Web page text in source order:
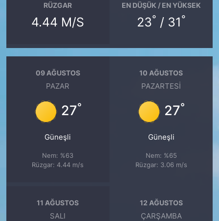
RÜZGAR
4.44 M/S
EN DÜŞÜK / EN YÜKSEK
23° / 31°
09 AĞUSTOS
PAZAR
27°
Güneşli
Nem: %63
Rüzgar: 4.44 m/s
10 AĞUSTOS
PAZARTESI
27°
Güneşli
Nem: %65
Rüzgar: 3.06 m/s
11 AĞUSTOS
SALI
12 AĞUSTOS
ÇARŞAMBA